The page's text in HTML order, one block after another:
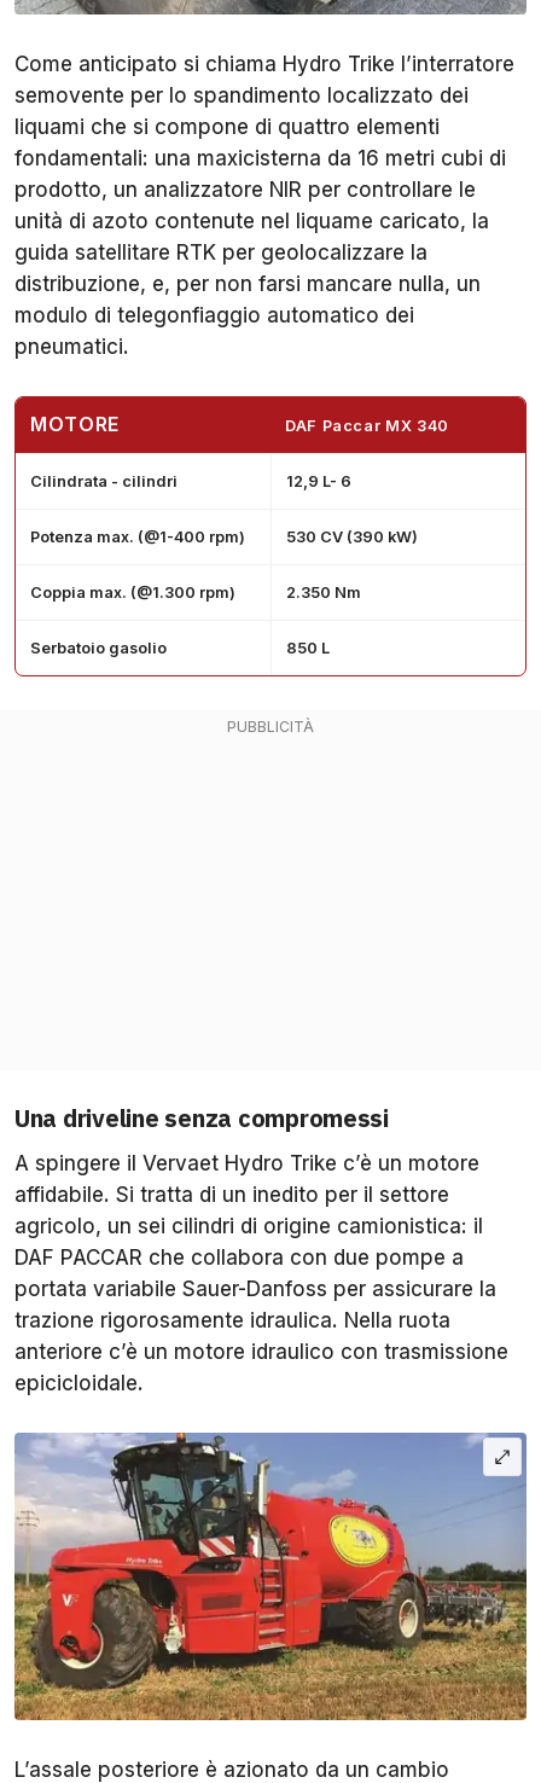
Come anticipato si chiama Hydro Trike l’interratore
semovente per lo spandimento localizzato dei
liquami che si compone di quattro elementi
fondamentali: una maxicisterna da 16 metri cubi di
prodotto, un analizzatore NIR per controllare le
unità di azoto contenute nel liquame caricato, la
guida satellitare RTK per geolocalizzare la
distribuzione, e, per non farsi mancare nulla, un
modulo di telegonfiaggio automatico dei
pneumatici.
MOTORE DAF Paccar MX 340
Cilindrata - cilindri 12,9 L- 6
Potenza max. (@1-400 rpm) 530 CV (390 kW)
Coppia max. (@1.300 rpm) 2.350 Nm
Serbatoio gasolio 850 L
Una driveline senza compromessi
A spingere il Vervaet Hydro Trike c’è un motore
affidabile. Si tratta di un inedito per il settore
agricolo, un sei cilindri di origine camionistica: il
DAF PACCAR che collabora con due pompe a
portata variabile Sauer-Danfoss per assicurare la
trazione rigorosamente idraulica. Nella ruota
anteriore c’è un motore idraulico con trasmissione
epicicloidale.
L’assale posteriore è azionato da un cambio